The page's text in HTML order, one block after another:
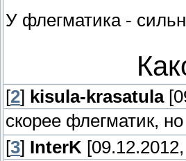
У флегматика -
[2] kisula-krasatula
скорее флегматик,
[3] InterK